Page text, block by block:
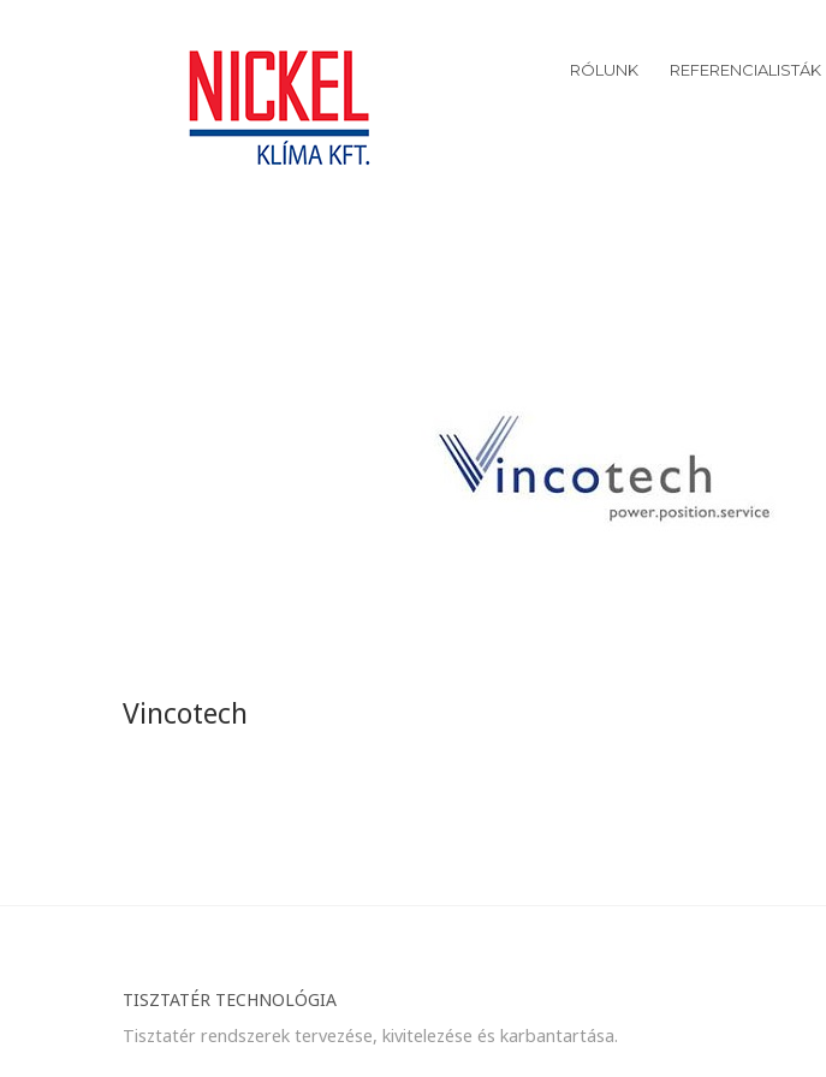
RÓLUNK REFERENCIALISTÁK
Vincotech
TISZTATÉR TECHNOLÓGIA
Tisztatér rendszerek tervezése, kivitelezése és karbantartása.